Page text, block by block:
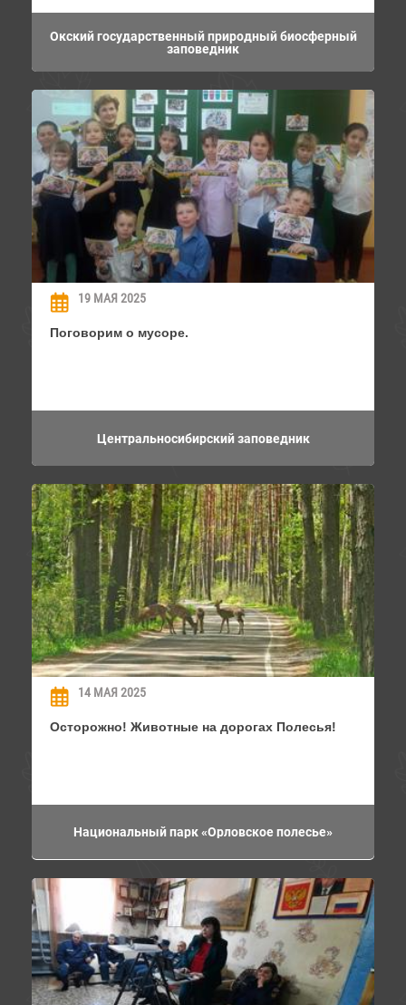
Окский государственный природный биосферный
заповедник
19 МАЯ 2025
Поговорим о мусоре.
Центральносибирский заповедник
14 МАЯ 2025
Осторожно! Животные на дорогах Полесья!
Национальный парк «Орловское полесье»